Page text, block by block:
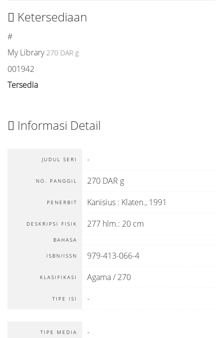
Ketersediaan
#
My Library 270 DAR g
001942
Tersedia
Informasi Detail
JUDUL SERI -
NO. PANGGIL 270 DAR g
PENERBIT Kanisius : Klaten., 1991
DESKRIPSI FISIK 277 hlm.: 20 cm
BAHASA
ISBN/ISSN 979-413-066-4
KLASIFIKASI Agama / 270
TIPE ISI -
TIPE MEDIA -